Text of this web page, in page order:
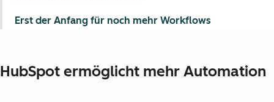
HubSpot ermöglicht mehr Automation
Erst der Anfang für noch mehr Workflows